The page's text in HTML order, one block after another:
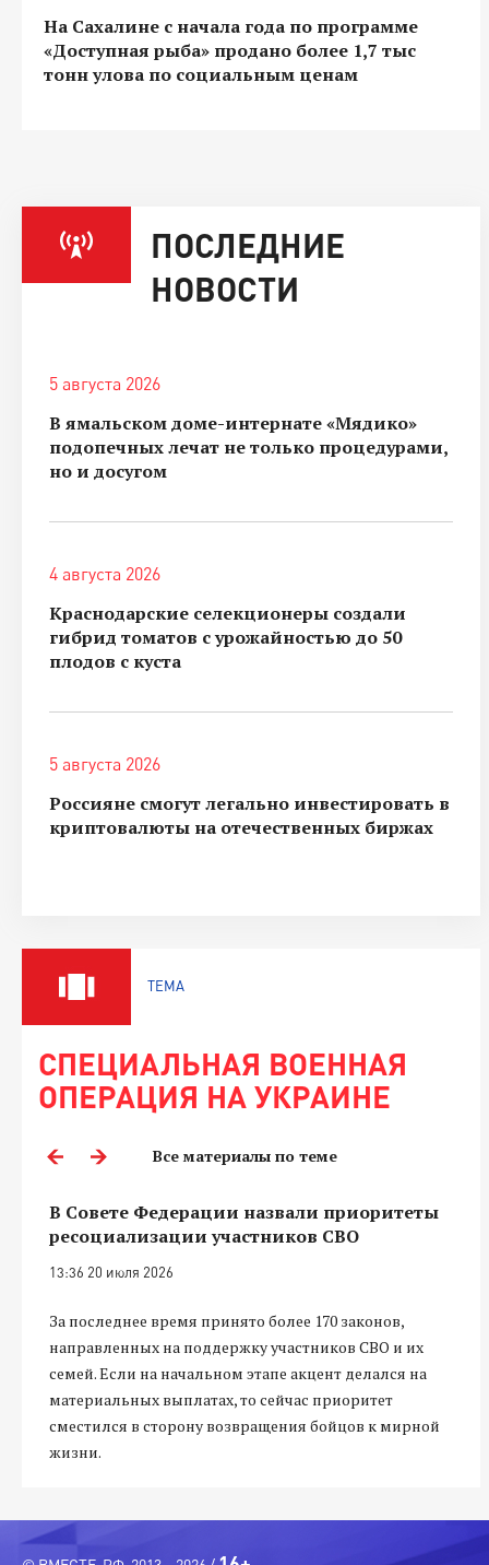
На Сахалине с начала года по программе
«Доступная рыба» продано более 1,7 тыс
тонн улова по социальным ценам
ПОСЛЕДНИЕ
НОВОСТИ
5 августа 2026
В ямальском доме-интернате «Мядико»
подопечных лечат не только процедурами,
но и досугом
4 августа 2026
Краснодарские селекционеры создали
гибрид томатов с урожайностью до 50
плодов с куста
5 августа 2026
Россияне смогут легально инвестировать в
криптовалюты на отечественных биржах
ТЕМА
СПЕЦИАЛЬНАЯ ВОЕННАЯ
ОПЕРАЦИЯ НА УКРАИНЕ
Все материалы по теме
В Совете Федерации назвали приоритеты
ресоциализации участников СВО
13:36 20 июля 2026
За последнее время принято более 170 законов,
направленных на поддержку участников СВО и их
семей. Если на начальном этапе акцент делался на
материальных выплатах, то сейчас приоритет
сместился в сторону возвращения бойцов к мирной
жизни.